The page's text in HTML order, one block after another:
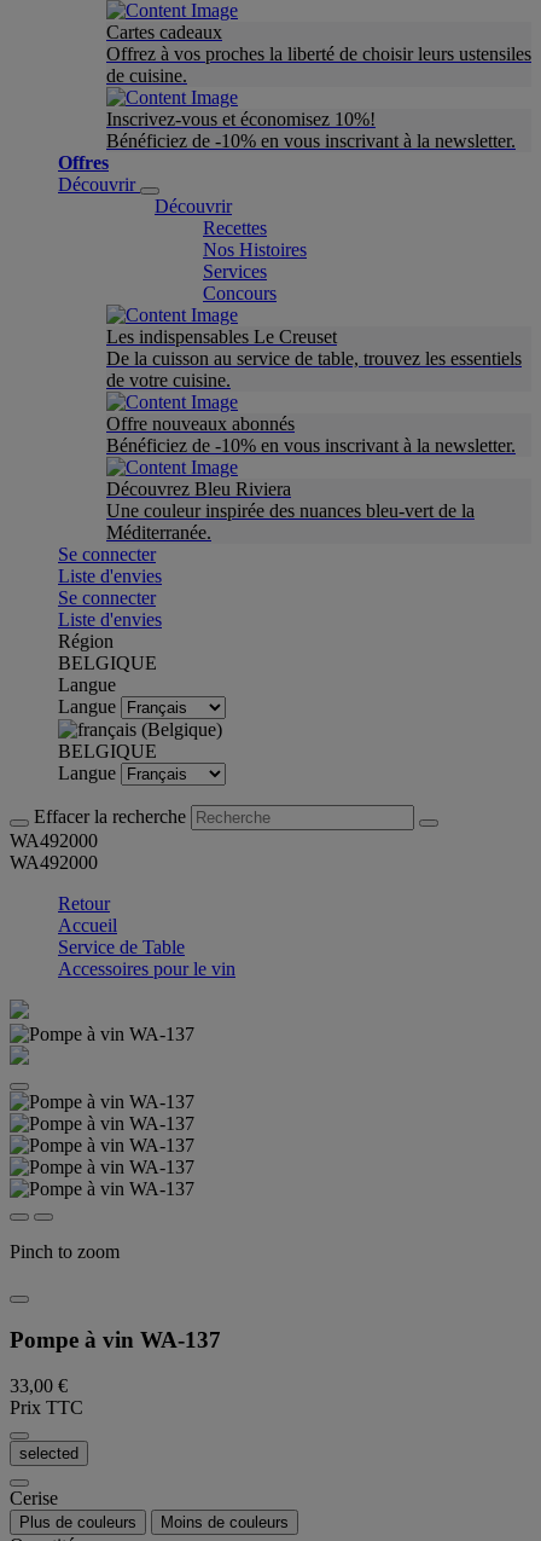
Cartes cadeaux
Offrez à vos proches la liberté de choisir leurs ustensiles
de cuisine.
Inscrivez-vous et économisez 10%!
Bénéficiez de -10% en vous inscrivant à la newsletter.
Offres
Découvrir
Découvrir
Recettes
Nos Histoires
Services
Concours
Les indispensables Le Creuset
De la cuisson au service de table, trouvez les essentiels
de votre cuisine.
Offre nouveaux abonnés
Bénéficiez de -10% en vous inscrivant à la newsletter.
Découvrez Bleu Riviera
Une couleur inspirée des nuances bleu-vert de la
Méditerranée.
Se connecter
Liste d'envies
Se connecter
Liste d'envies
Région
BELGIQUE
Langue
Langue
BELGIQUE
Langue
Effacer la recherche
WA492000
WA492000
Retour
Accueil
Service de Table
Accessoires pour le vin
Pinch to zoom
Pompe à vin WA-137
33,00 €
Prix TTC
selected
Cerise
Plus de couleurs Moins de couleurs